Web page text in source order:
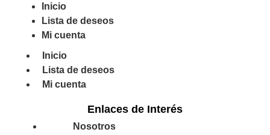
Inicio
Lista de deseos
Mi cuenta
Inicio
Lista de deseos
Mi cuenta
Enlaces de Interés
Nosotros